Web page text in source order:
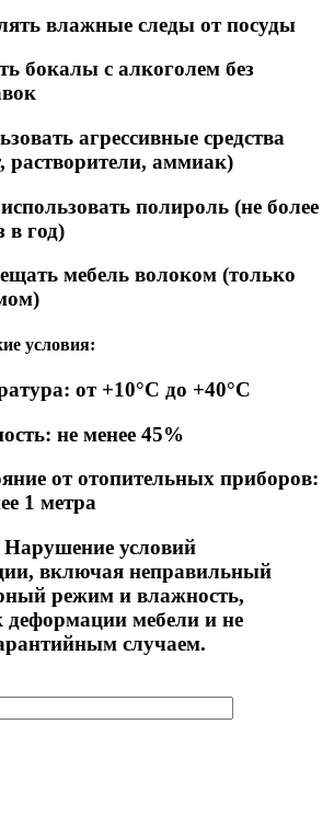
влажные следы от посуды
бокалы с алкоголем без
агрессивные средства
растворители, аммиак)
полироль (не более
в год)
мебель волоком (только
условия:
от +10°C до +40°C
не менее 45%
от отопительных приборов:
1 метра
условий
включая неправильный
режим и влажность,
деформации мебели и не
случаем.